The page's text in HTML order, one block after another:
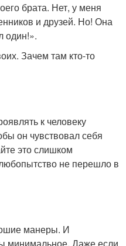
брата. Нет, у меня
и друзей. Но! Она
один!».
Зачем там кто-то
к человеку
он чувствовал себя
это слишком
не перешло в
манеры. И